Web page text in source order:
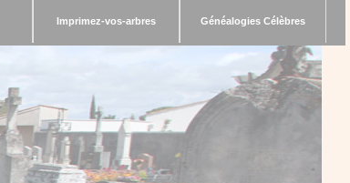
Imprimez-vos-arbres Généalogies Célèbres